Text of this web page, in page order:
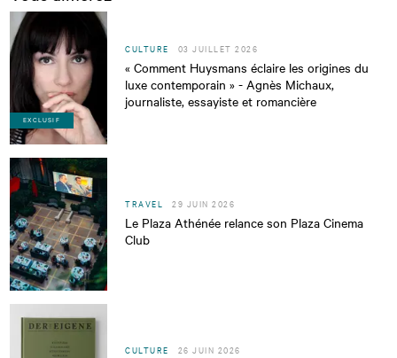
EXCLUSIF
CULTURE 03 JUILLET 2026
« Comment Huysmans éclaire les origines du
luxe contemporain » - Agnès Michaux,
journaliste, essayiste et romancière
TRAVEL 29 JUIN 2026
Le Plaza Athénée relance son Plaza Cinema
Club
CULTURE 26 JUIN 2026